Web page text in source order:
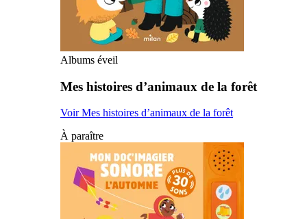
Albums éveil
Mes histoires d’animaux de la forêt
Voir Mes histoires d’animaux de la forêt
À paraître